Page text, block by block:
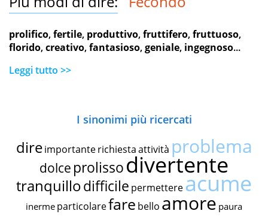
prolifico,fertile, produttivo,fruttifero,fruttuoso,
florido,creativo,fantasioso,geniale, ingegnoso...
Leggi tutto >>
I sinonimi più ricercati
dire importante richiestaattività problema
dolce prolissodivertente
tranquillodifficile permettereacume
inerme particolarefare bello amore paura